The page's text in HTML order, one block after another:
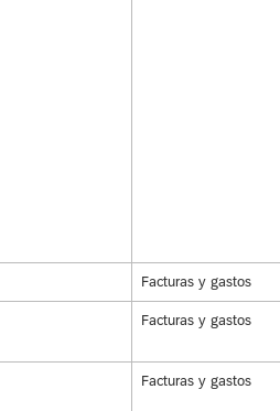
Facturas y gastos
Facturas y gastos
Facturas y gastos